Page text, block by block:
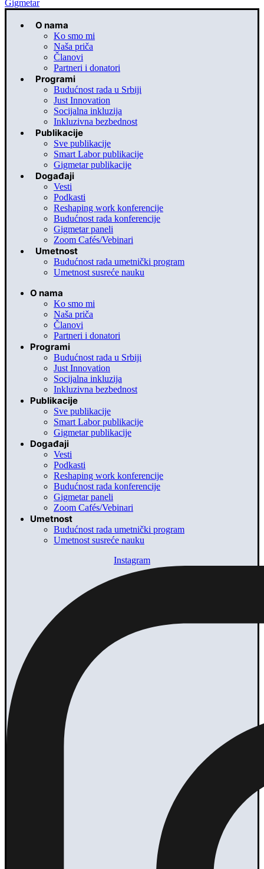
Gigmetar
O nama
Ko smo mi
Naša priča
Članovi
Partneri i donatori
Programi
Budućnost rada u Srbiji
Just Innovation
Socijalna inkluzija
Inkluzivna bezbednost
Publikacije
Sve publikacije
Smart Labor publikacije
Gigmetar publikacije
Događaji
Vesti
Podkasti
Reshaping work konferencije
Budućnost rada konferencije
Gigmetar paneli
Zoom Cafés/Vebinari
Umetnost
Budućnost rada umetnički program
Umetnost susreće nauku
O nama
Ko smo mi
Naša priča
Članovi
Partneri i donatori
Programi
Budućnost rada u Srbiji
Just Innovation
Socijalna inkluzija
Inkluzivna bezbednost
Publikacije
Sve publikacije
Smart Labor publikacije
Gigmetar publikacije
Događaji
Vesti
Podkasti
Reshaping work konferencije
Budućnost rada konferencije
Gigmetar paneli
Zoom Cafés/Vebinari
Umetnost
Budućnost rada umetnički program
Umetnost susreće nauku
Instagram